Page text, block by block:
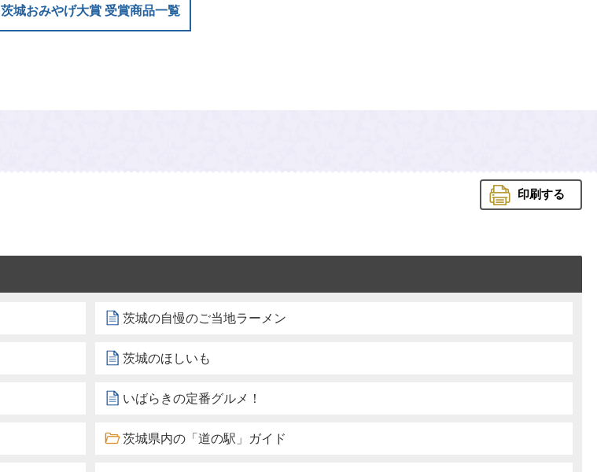
茨城おみやげ大賞 受賞商品一覧
印刷する
茨城の自慢のご当地ラーメン
茨城のほしいも
いばらきの定番グルメ！
茨城県内の「道の駅」ガイド